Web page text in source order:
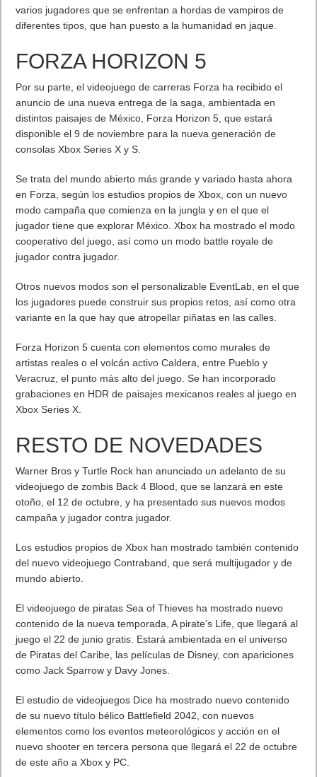
varios jugadores que se enfrentan a hordas de vampiros de
diferentes tipos, que han puesto a la humanidad en jaque.
FORZA HORIZON 5
Por su parte, el videojuego de carreras Forza ha recibido el
anuncio de una nueva entrega de la saga, ambientada en
distintos paisajes de México, Forza Horizon 5, que estará
disponible el 9 de noviembre para la nueva generación de
consolas Xbox Series X y S.
Se trata del mundo abierto más grande y variado hasta ahora
en Forza, según los estudios propios de Xbox, con un nuevo
modo campaña que comienza en la jungla y en el que el
jugador tiene que explorar México. Xbox ha mostrado el modo
cooperativo del juego, así como un modo battle royale de
jugador contra jugador.
Otros nuevos modos son el personalizable EventLab, en el que
los jugadores puede construir sus propios retos, así como otra
variante en la que hay que atropellar piñatas en las calles.
Forza Horizon 5 cuenta con elementos como murales de
artistas reales o el volcán activo Caldera, entre Pueblo y
Veracruz, el punto más alto del juego. Se han incorporado
grabaciones en HDR de paisajes mexicanos reales al juego en
Xbox Series X.
RESTO DE NOVEDADES
Warner Bros y Turtle Rock han anunciado un adelanto de su
videojuego de zombis Back 4 Blood, que se lanzará en este
otoño, el 12 de octubre, y ha presentado sus nuevos modos
campaña y jugador contra jugador.
Los estudios propios de Xbox han mostrado también contenido
del nuevo videojuego Contraband, que será multijugador y de
mundo abierto.
El videojuego de piratas Sea of Thieves ha mostrado nuevo
contenido de la nueva temporada, A pirate’s Life, que llegará al
juego el 22 de junio gratis. Estará ambientada en el universo
de Piratas del Caribe, las películas de Disney, con apariciones
como Jack Sparrow y Davy Jones.
El estudio de videojuegos Dice ha mostrado nuevo contenido
de su nuevo título bélico Battlefield 2042, con nuevos
elementos como los eventos meteorológicos y acción en el
nuevo shooter en tercera persona que llegará el 22 de octubre
de este año a Xbox y PC.